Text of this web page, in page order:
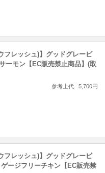
フレッシュ)】グッドグレービ
ーモン【EC販売禁止商品】(取
参考上代 5,700円
フレッシュ)】グッドグレービ
ージフリーチキン【EC販売禁